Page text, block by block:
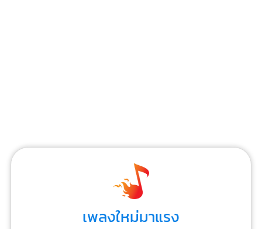
เพลงใหม่มาแรง